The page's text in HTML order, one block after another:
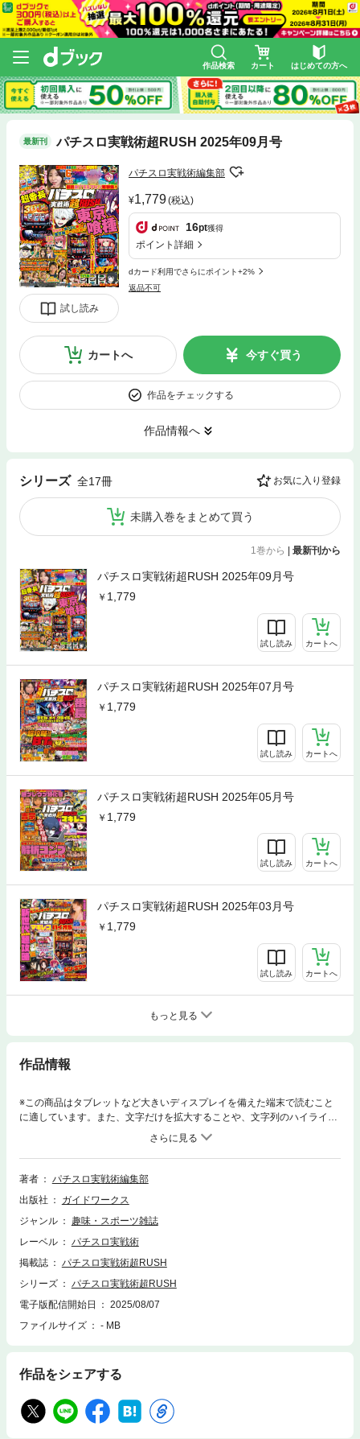
作品検索 カート はじめての方へ
最新刊 パチスロ実戦術超RUSH 2025年09月号
試し読み
パチスロ実戦術編集部
1,779(税込)
16pt獲得
ポイント詳細
dカード利用でさらにポイント+2%
返品不可
カートへ 今すぐ買う
作品をチェックする
作品情報へ
シリーズ 全17冊 お気に入り登録
未購入巻をまとめて買う
1巻から 最新刊から
パチスロ実戦術超RUSH 2025年09月号
1,779
試し読み カートへ
パチスロ実戦術超RUSH 2025年07月号
1,779
試し読み カートへ
パチスロ実戦術超RUSH 2025年05月号
1,779
試し読み カートへ
パチスロ実戦術超RUSH 2025年03月号
1,779
試し読み カートへ
もっと見る
作品情報
※この商品はタブレットなど大きいディスプレイを備えた端末で読むこと
に適しています。また、文字だけを拡大することや、文字列のハイライ
ト、検索、辞書の参照、引用などの機能が使用できません。■動画の視聴
に関する注意事項1）紙版のDVDはWEB上でご覧いただけます。2）動画
の視聴期間は2025年8月7日から2026年2月7日までとなります。視聴期間
経過後は動画を視聴することは出来ません。あらかじめご了承ください。
ますのでご注意ください。3）新型コロナ対策のためマスクを着用してい
る場合がございます。■WEB特典に関する注意事項WEB特典である動画や
でとなります。視聴期間経過後はこれらのコンテンツを視聴することは出
来ません。あらかじめご了承ください。【DVD】超ブッコミ&ガチバトル
DVD◎THEツレウツンジャーDASH 95min出演者 ■サワ・ミオリ ■ニ
ッタロビンソン ■戸田マサシン収録機種 L 東京喰種／スマスロ ゴッド
イーターリザレクションスマスロモンキーターンV／かぐや様は告らせた
い◎ブッコミ決闘＋ガチプロ 105min出演者 ■サワ・ミオリ ■渚 ■スロ
ミック・エイキ収録機種 いざ！番長／Lゴジラ／L 東京喰種／スマスロ
ゃん ■ミナト収録機種 いざ！番長／スマスロ 緑ドン VIVA!情熱南米編
in出演者 ■大水プリン ■もてぎカナ ■東條さとみ収録機種 スマスロ
マギアレコード 魔法少女まどか☆マギカ外伝／L 東京喰種◎サワ・ミオリ
著者
パチスロ実戦術編集部
出版社
ガイドワークス
ジャンル
趣味・スポーツ雑誌
レーベル
パチスロ実戦術
掲載誌
パチスロ実戦術超RUSH
シリーズ
パチスロ実戦術超RUSH
電子版配信開始日
2025/08/07
ファイルサイズ
- MB
作品をシェアする